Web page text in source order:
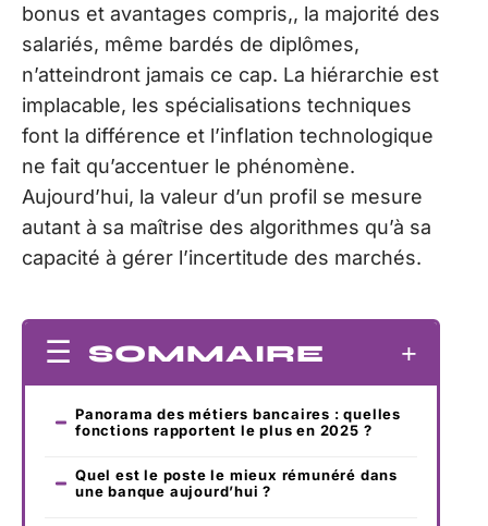
bonus et avantages compris,, la majorité des
salariés, même bardés de diplômes,
n’atteindront jamais ce cap. La hiérarchie est
implacable, les spécialisations techniques
font la différence et l’inflation technologique
ne fait qu’accentuer le phénomène.
Aujourd’hui, la valeur d’un profil se mesure
autant à sa maîtrise des algorithmes qu’à sa
capacité à gérer l’incertitude des marchés.
SOMMAIRE
Panorama des métiers bancaires : quelles
fonctions rapportent le plus en 2025 ?
Quel est le poste le mieux rémunéré dans
une banque aujourd’hui ?